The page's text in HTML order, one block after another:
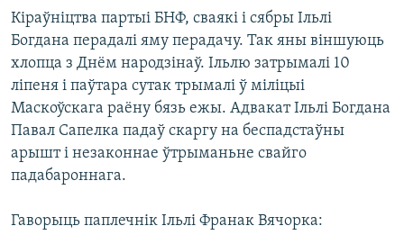
Кіраўніцтва партыі БНФ, сваякі і сябры Ільлі
Богдана перадалі яму перадачу. Так яны віншуюць
хлопца з Днём народзінаў. Ільлю затрымалі 10
ліпеня і паўтара сутак трымалі ў міліцыі
Маскоўскага раёну бязь ежы. Адвакат Ільлі Богдана
Павал Сапелка падаў скаргу на беспадстаўны
арышт і незаконнае ўтрыманьне свайго
падабароннага.
Гаворыць паплечнік Ільлі Франак Вячорка: